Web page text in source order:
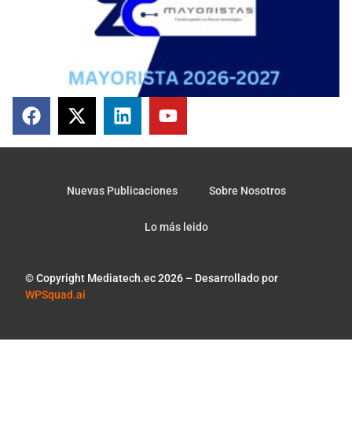
© Copyright Mediatech.ec 2026 – Desarrollado por
WPSquad.ai
Nuevas Publicaciones Sobre Nosotros
Lo más leido